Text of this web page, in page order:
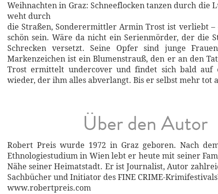
Weihnachten in Graz: Schneeflocken tanzen durch die
weht durch
die Straßen, Sonderermittler Armin Trost ist verliebt –
schön sein. Wäre da nicht ein Serienmörder, der die
Schrecken versetzt. Seine Opfer sind junge
Markenzeichen ist ein Blumenstrauß, den er an den
Trost ermittelt undercover und findet sich bald auf
wieder, der ihm alles abverlangt. Bis er selbst mehr tot
Über den Autor
Robert Preis wurde 1972 in Graz geboren. Nach
Ethnologiestudium in Wien lebt er heute mit seiner
Nähe seiner Heimatstadt. Er ist Journalist, Autor
Sachbücher und Initiator des FINE CRIME-
www.robertpreis.com